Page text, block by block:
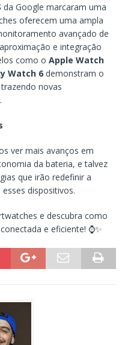
da Google marcaram uma
oferecem uma ampla
avançado de
e integração
como o Apple Watch
Watch 6 demonstram o
novas
ver mais avanços em
da bateria, e talvez
que irão redefinir a
dispositivos.
e descubra como
e eficiente! ⌚✨